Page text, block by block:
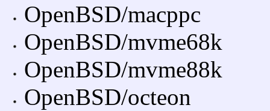
OpenBSD/macppc
OpenBSD/mvme68k
OpenBSD/mvme88k
OpenBSD/octeon